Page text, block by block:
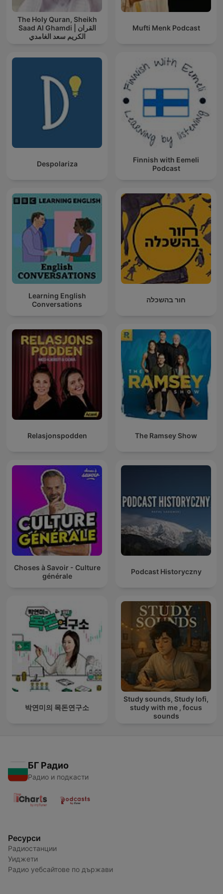
The Holy Quran, Sheikh
Saad Al Ghamdi | القران
الكريم سعد الغامدي
Mufti Menk Podcast
Despolariza
Finnish with Eemeli
Podcast
Learning English
Conversations
חור בהשכלה
Relasjonspodden The Ramsey Show
Choses à Savoir - Culture
générale
Podcast Historyczny
박연미의 목돈연구소
Study sounds, Study lofi,
study with me , focus
sounds
БГ Радио
Радио и подкасти
Ресурси
Радиостанции
Уиджети
Радио уебсайтове по държави